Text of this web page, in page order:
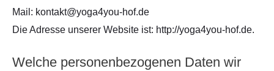
Mail: kontakt@yoga4you-hof.de
Die Adresse unserer Website ist: http://yoga4you-hof.de.
Welche personenbezogenen Daten wir